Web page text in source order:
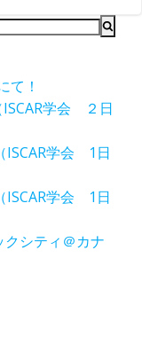
て！
学会 ２日
ISCAR学会 1日
ISCAR学会 1日
シティ＠カナ